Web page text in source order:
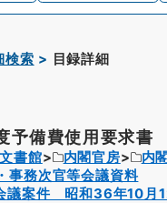
検索 目録詳細
予備費使用要求書
書館 内閣官房
内
事務次官等会議資料
議案件 昭和36年10月